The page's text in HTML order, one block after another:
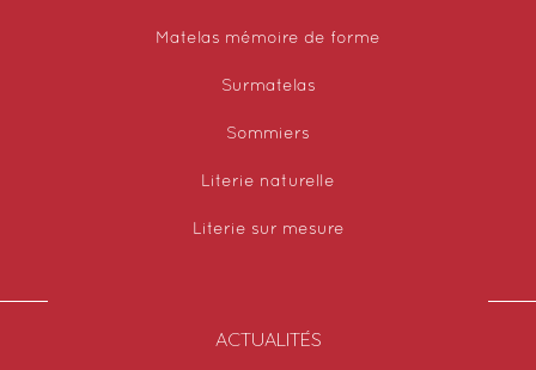
Matelas mémoire de forme
Surmatelas
Sommiers
Literie naturelle
Literie sur mesure
ACTUALITÉS